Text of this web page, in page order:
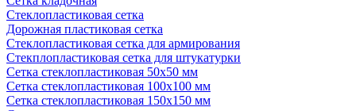
Стеклопластиковая сетка
Дорожная пластиковая сетка
Стеклопластиковая сетка для армирования
Стекплопластиковая сетка для штукатурки
Сетка стеклопластиковая 50x50 мм
Сетка стеклопластиковая 100x100 мм
Сетка стеклопластиковая 150x150 мм